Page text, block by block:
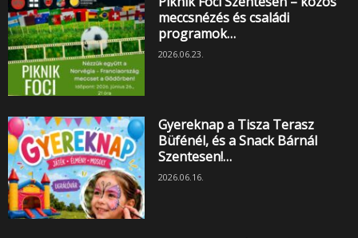
meccsnézés és családi
programok…
2026.06.23.
Gyereknap a Tisza Terasz
Büfénél, és a Snack Bárnál
Szentesen!…
2026.06.16.